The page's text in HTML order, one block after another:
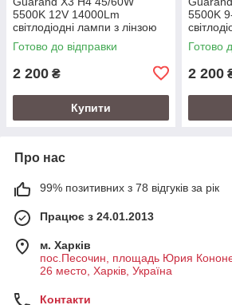
5500K 12V 14000Lm
світлодіодні лампи з лінзою
Готово до відправки
2 200 ₴
Купити
5500K
Готово
2 200
Про нас
99% позитивних з 78 відгуків за рік
Працює з 24.01.2013
м. Харків
пос.Песочин, площадь Юрия
26 место, Харків, Україна
Контакти